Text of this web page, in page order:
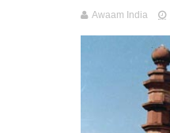
Awaam India